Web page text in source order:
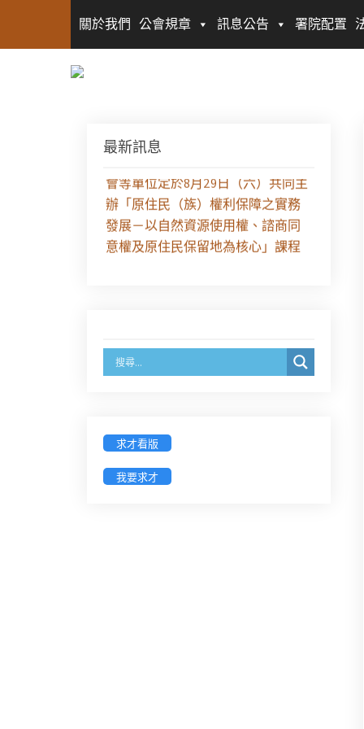
關於我們 公會規章 訊息公告 署院配置
最新訊息
【課程報名】全律會與台北律師公
會等單位定於8月29日（六）共同主
辦「原住民（族）權利保障之實務
發展－以自然資源使用權、諮商同
意權及原住民保留地為核心」課程
登記)
參加「勞動權益講習」
臺灣新北地方法院115年第2次約聘
求才看版
我要求才